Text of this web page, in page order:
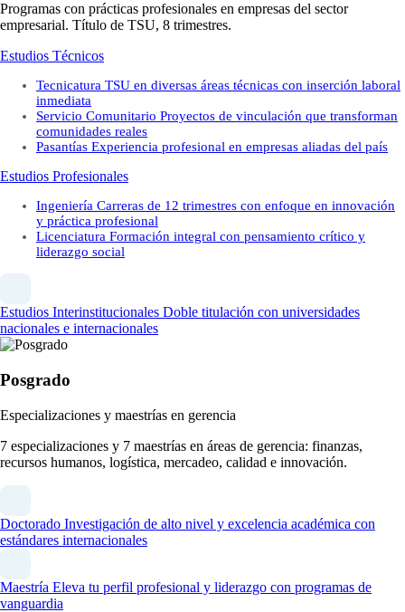
Programas con prácticas profesionales en empresas del sector
empresarial. Título de TSU, 8 trimestres.
Estudios Técnicos
Tecnicatura TSU en diversas áreas técnicas con inserción laboral
inmediata
Servicio Comunitario Proyectos de vinculación que transforman
comunidades reales
Pasantías Experiencia profesional en empresas aliadas del país
Estudios Profesionales
Ingeniería Carreras de 12 trimestres con enfoque en innovación
y práctica profesional
Licenciatura Formación integral con pensamiento crítico y
liderazgo social
Estudios Interinstitucionales Doble titulación con universidades
nacionales e internacionales
Posgrado
Especializaciones y maestrías en gerencia
7 especializaciones y 7 maestrías en áreas de gerencia: finanzas,
recursos humanos, logística, mercadeo, calidad e innovación.
Doctorado Investigación de alto nivel y excelencia académica con
estándares internacionales
Maestría Eleva tu perfil profesional y liderazgo con programas de
vanguardia